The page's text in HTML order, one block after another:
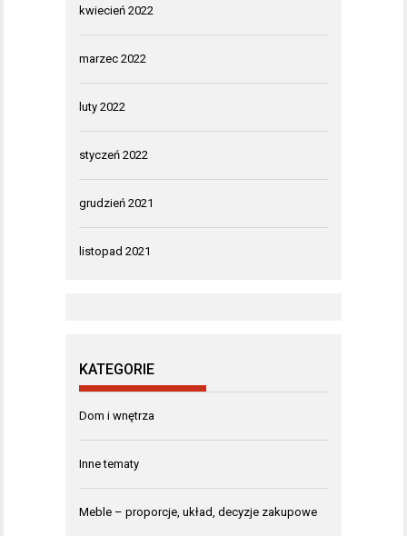
kwiecień 2022
marzec 2022
luty 2022
styczeń 2022
grudzień 2021
listopad 2021
KATEGORIE
Dom i wnętrza
Inne tematy
Meble – proporcje, układ, decyzje zakupowe